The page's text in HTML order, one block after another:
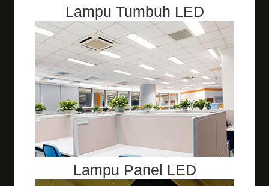
Lampu Tumbuh LED
Lampu Panel LED